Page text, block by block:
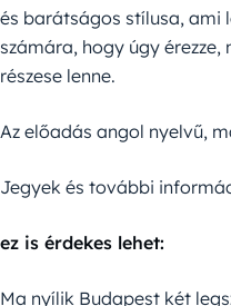
és barátságos stílusa, ami
számára, hogy úgy
részese lenne.
Az előadás angol nyelvű,
Jegyek és további
ez is érdekes lehet:
Ma nyílik Budapest két